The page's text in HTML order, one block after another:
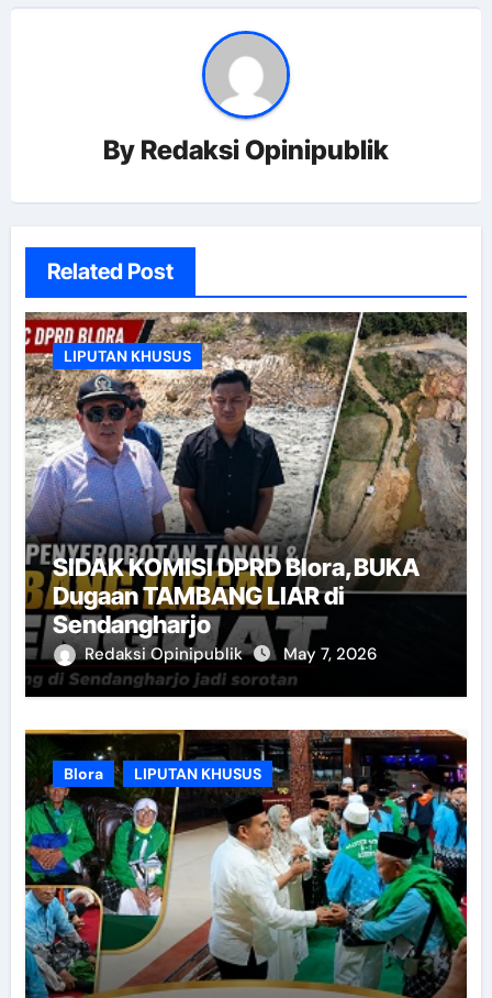
By Redaksi Opinipublik
Related Post
LIPUTAN KHUSUS
SIDAK KOMISI DPRD Blora,BUKA
Dugaan TAMBANG LIAR di
Sendangharjo
Redaksi Opinipublik May 7, 2026
Blora LIPUTAN KHUSUS